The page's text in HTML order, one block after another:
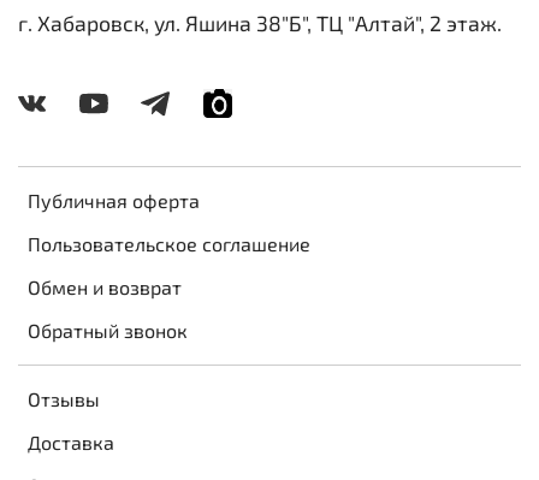
Публичная оферта
Пользовательское соглашение
Обмен и возврат
Обратный звонок
Отзывы
Доставка
г. Хабаровск, ул. Яшина 38"Б", ТЦ "Алтай", 2 этаж.